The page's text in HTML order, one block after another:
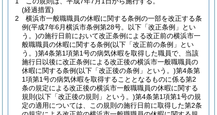
(経過措置)
2
横浜市一般職職員の休暇に関する条例の一部を改正する条
例(平成7年6月横浜市条例第28号。以下「改正条例」とい
う。)の施行日前において改正条例による改正前の横浜市一
般職職員の休暇に関する条例(以下「改正前の条例」とい
う。)第4条第1項第1号の病気休暇を取得した職員で、当該
施行日以後に改正条例による改正後の横浜市一般職職員の
休暇に関する条例(以下「改正後の条例」という。)第4条第
1項第1号の病気休暇を取得することとなるものに係る第2
条の規定による改正後の横浜市一般職職員の休暇に関する
規則 (以下「改正後の規則」という。)第4条第1項第1号の規
定の適用については、この規則の施行日前に取得した第2条